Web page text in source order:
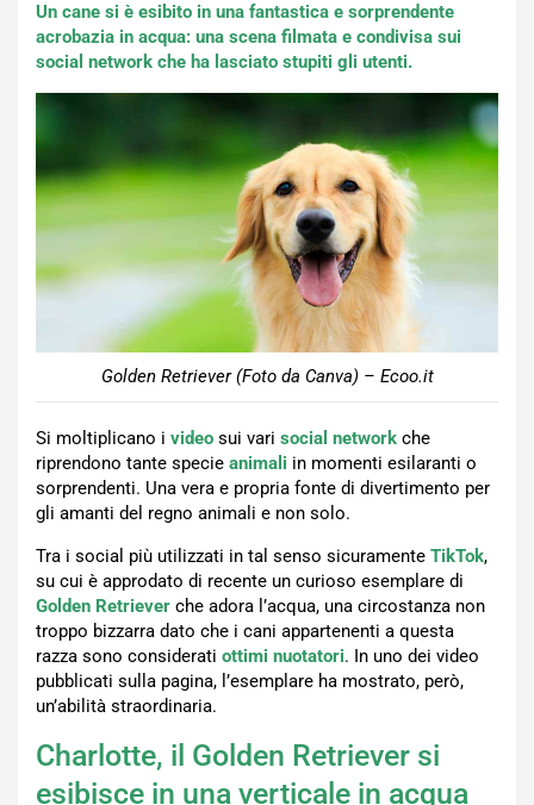
Un cane si è esibito in una fantastica e sorprendente
acrobazia in acqua: una scena filmata e condivisa sui
social network che ha lasciato stupiti gli utenti.
Golden Retriever (Foto da Canva) – Ecoo.it
Si moltiplicano i video sui vari social network che
riprendono tante specie animali in momenti esilaranti o
sorprendenti. Una vera e propria fonte di divertimento per
gli amanti del regno animali e non solo.
Tra i social più utilizzati in tal senso sicuramente TikTok,
su cui è approdato di recente un curioso esemplare di
Golden Retriever che adora l’acqua, una circostanza non
troppo bizzarra dato che i cani appartenenti a questa
razza sono considerati ottimi nuotatori. In uno dei video
pubblicati sulla pagina, l’esemplare ha mostrato, però,
un’abilità straordinaria.
Charlotte, il Golden Retriever si
esibisce in una verticale in acqua